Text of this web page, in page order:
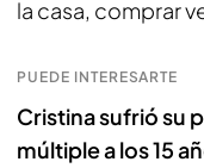
la casa, comprar
PUEDE INTERESARTE
Cristina sufrió su
múltiple a los 15